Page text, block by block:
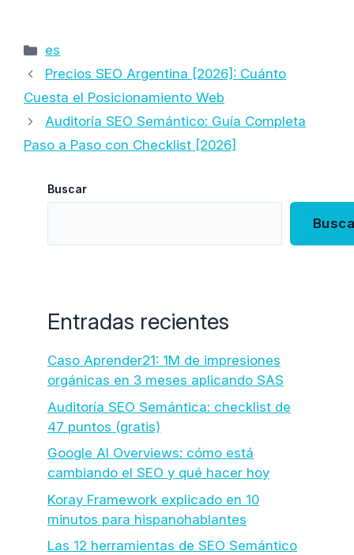
Categorías
es
Precios SEO Argentina [2026]: Cuánto
Cuesta el Posicionamiento Web
Auditoría SEO Semántico: Guía Completa
Paso a Paso con Checklist [2026]
Buscar
Entradas recientes
Caso Aprender21: 1M de impresiones
orgánicas en 3 meses aplicando SAS
Auditoría SEO Semántica: checklist de
47 puntos (gratis)
Google AI Overviews: cómo está
cambiando el SEO y qué hacer hoy
Koray Framework explicado en 10
minutos para hispanohablantes
Las 12 herramientas de SEO Semántico